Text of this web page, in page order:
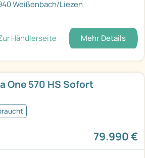
Weißenbach/Liezen
Händlerseite Mehr Details
One 570 HS Sofort
79.990 €